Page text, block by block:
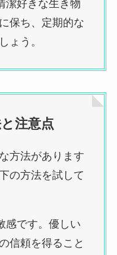
潔好きな生き物
保ち、定期的な
ょう。
注意点
方法があります
の方法を試して
感です。優しい
信頼を得ること